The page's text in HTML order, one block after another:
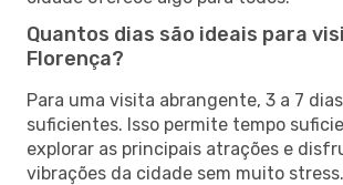
Quantos dias são ideais para
Florença?
Para uma visita abrangente, 3 a 7
suficientes. Isso permite tempo
explorar as principais atrações e
vibrações da cidade sem muito